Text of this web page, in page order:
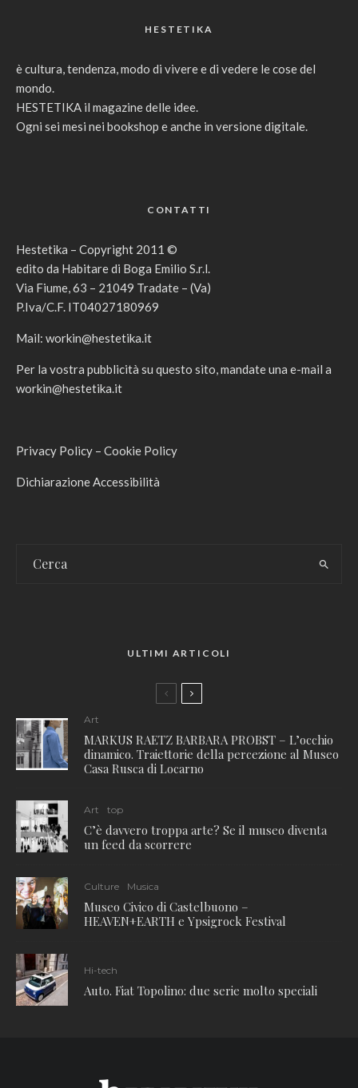
HESTETIKA
è cultura, tendenza, modo di vivere e di vedere le cose del
mondo.
HESTETIKA il magazine delle idee.
Ogni sei mesi nei bookshop e anche in versione digitale.
CONTATTI
Hestetika – Copyright 2011 ©
edito da Habitare di Boga Emilio S.r.l.
Via Fiume, 63 – 21049 Tradate – (Va)
P.Iva/C.F. IT04027180969
Mail: workin@hestetika.it
Per la vostra pubblicità su questo sito, mandate una e-mail a
workin@hestetika.it
Privacy Policy – Cookie Policy
Dichiarazione Accessibilità
ULTIMI ARTICOLI
Art
MARKUS RAETZ BARBARA PROBST – L’occhio
dinamico. Traiettorie della percezione al Museo
Casa Rusca di Locarno
Art top
C’è davvero troppa arte? Se il museo diventa
un feed da scorrere
Culture Musica
Museo Civico di Castelbuono –
HEAVEN+EARTH e Ypsigrock Festival
Hi-tech
Auto. Fiat Topolino: due serie molto speciali